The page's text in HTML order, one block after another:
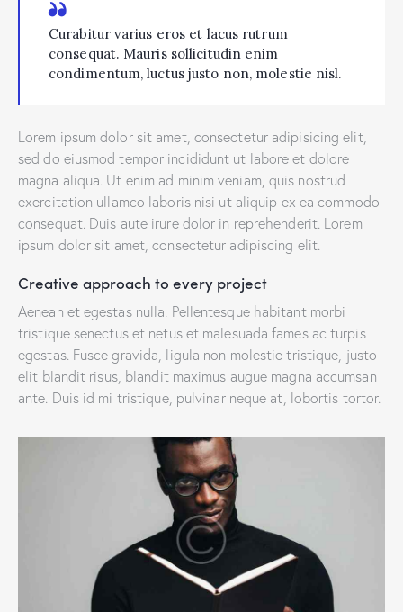
Curabitur varius eros et lacus rutrum
consequat. Mauris sollicitudin enim
condimentum, luctus justo non, molestie nisl.
Lorem ipsum dolor sit amet, consectetur adipisicing elit,
sed do eiusmod tempor incididunt ut labore et dolore
magna aliqua. Ut enim ad minim veniam, quis nostrud
exercitation ullamco laboris nisi ut aliquip ex ea commodo
consequat. Duis aute irure dolor in reprehenderit. Lorem
ipsum dolor sit amet, consectetur adipiscing elit.
Creative approach to every project
Aenean et egestas nulla. Pellentesque habitant morbi
tristique senectus et netus et malesuada fames ac turpis
egestas. Fusce gravida, ligula non molestie tristique, justo
elit blandit risus, blandit maximus augue magna accumsan
ante. Duis id mi tristique, pulvinar neque at, lobortis tortor.